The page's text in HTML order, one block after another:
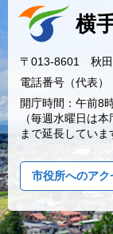
横
〒013-8601 秋田
電話番号（代表
開庁時間：午前8
（毎週水曜日は
まで延長していま
市役所へのアク